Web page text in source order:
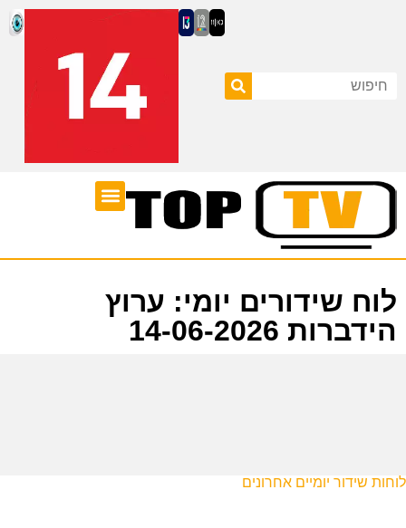
לוח שידורים יומי: ערוץ
הידברות 14-06-2026
לוחות שידור יומיים אחרונים